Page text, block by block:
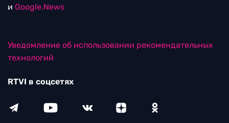
и Google.News
Уведомление об использовании рекомендательных
технологий
RTVI в соцсетях